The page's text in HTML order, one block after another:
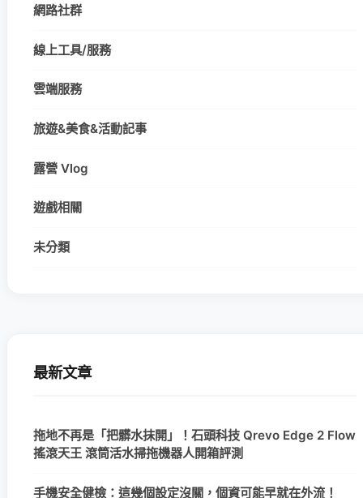
網路社群
線上工具/服務
雲端服務
旅遊&美食&活動記事
露營 Vlog
遊戲相關
未分類
最新文章
拖地不再是「把髒水抹開」！石頭科技 Qrevo Edge 2 Flow
搖滾天王 滾筒活水掃拖機器人開箱評測
手機安全健檢：這幾個設定沒關，個資可能早就在外流！